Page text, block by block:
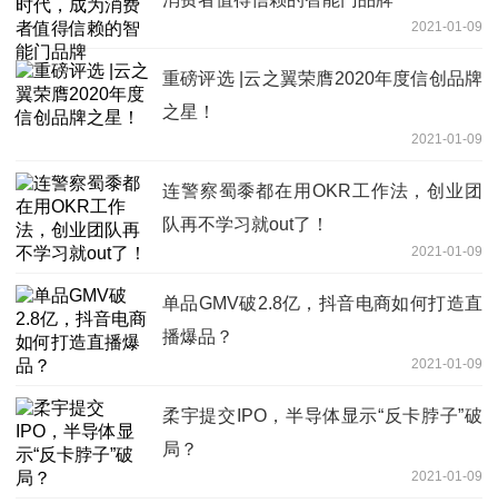
2021-01-09
重磅评选 |云之翼荣膺2020年度信创品牌
之星！
2021-01-09
连警察蜀黍都在用OKR工作法，创业团
队再不学习就out了！
2021-01-09
单品GMV破2.8亿，抖音电商如何打造直
播爆品？
2021-01-09
柔宇提交IPO，半导体显示“反卡脖子”破
局？
2021-01-09